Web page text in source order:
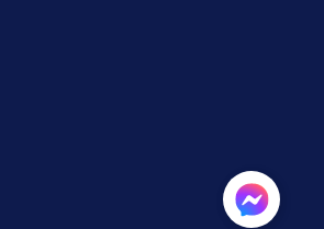
paiement